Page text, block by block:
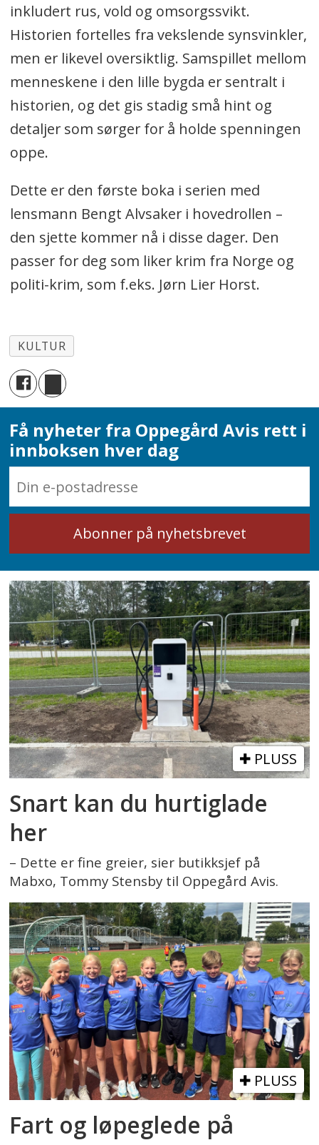
inkludert rus, vold og omsorgssvikt.
Historien fortelles fra vekslende synsvinkler,
men er likevel oversiktlig. Samspillet mellom
menneskene i den lille bygda er sentralt i
historien, og det gis stadig små hint og
detaljer som sørger for å holde spenningen
oppe.
Dette er den første boka i serien med
lensmann Bengt Alvsaker i hovedrollen –
den sjette kommer nå i disse dager. Den
passer for deg som liker krim fra Norge og
politi-krim, som f.eks. Jørn Lier Horst.
KULTUR
Få nyheter fra Oppegård Avis rett i
innboksen hver dag
PLUSS
Snart kan du hurtiglade
her
– Dette er fine greier, sier butikksjef på
Mabxo, Tommy Stensby til Oppegård Avis.
PLUSS
Fart og løpeglede på